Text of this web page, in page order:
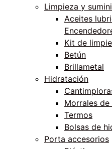
Limpieza y
Aceites
Kit de
Betún
Brillametal
Hidratación
Morrales
Termos
Bolsas de
Porta accesorios